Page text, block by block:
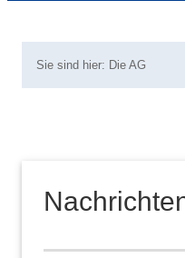
Sie sind hier: Die AG